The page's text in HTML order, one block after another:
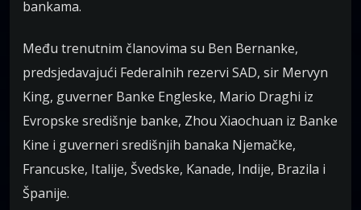
bankama.
Među trenutnim članovima su Ben Bernanke,
predsjedavajući Federalnih rezervi SAD, sir Mervyn
King, guverner Banke Engleske, Mario Draghi iz
Evropske središnje banke, Zhou Xiaochuan iz Banke
Kine i guverneri središnjih banaka Njemačke,
Francuske, Italije, Švedske, Kanade, Indije, Brazila i
Španije.